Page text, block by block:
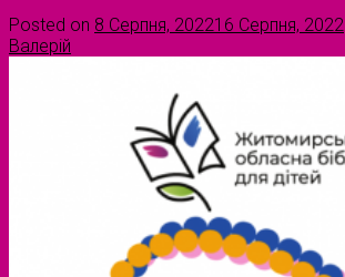
Posted on 8 Серпня, 202216 Серпня, 2022
Валерій